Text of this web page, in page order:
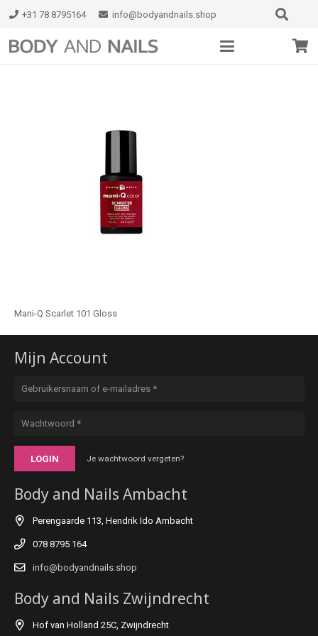
+31 78 8795164 info@bodyandnails.shop
Mani-Q Scarlet 101 Gloss
Mijn Account
LOGIN Je wachtwoord vergeten?
Body and Nails Ambacht
Perengaarde 113, Hendrik Ido Ambacht
078 8795 164
info@bodyandnails.shop
Body and Nails Zwijndrecht
Hof van Holland 25C, Zwijndrecht